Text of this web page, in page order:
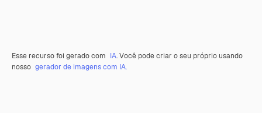
Esse recurso foi gerado com IA. Você pode criar o seu próprio usando
nosso gerador de imagens com IA.